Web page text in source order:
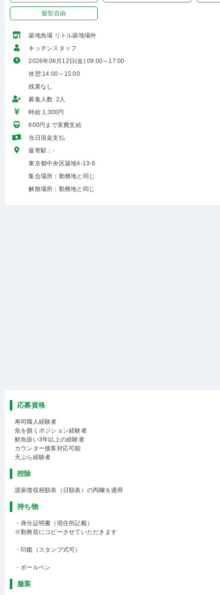
髪型自由
築地魚場 リトル築地場外
キッチンスタッフ
2026年06月12日(金) 09:00～17:00
休憩:14:00～15:00
残業なし
募集人数 2人
時給 1,300円
600円まで実費支給
当日現金支払
最寄駅：-
東京都中央区築地4-13-6
集合場所：勤務地と同じ
解散場所：勤務地と同じ
応募資格
寿司職人経験者
魚を捌くポジション経験者
鮮魚扱い3年以上の経験者
カウンター接客対応可能
天ぷら経験者
控除
源泉徴収税額表（日額表）の丙欄を適用
持ち物
・身分証明書（現住所記載）
※勤務前にコピーさせていただきます
・印鑑（スタンプ式可）
・ボールペン
服装